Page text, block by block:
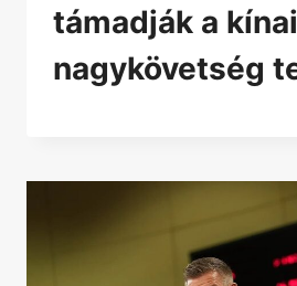
támadják a kínai
nagykövetség